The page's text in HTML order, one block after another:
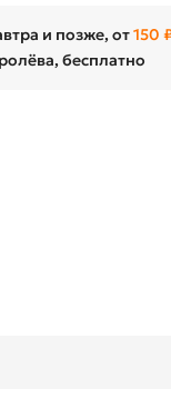
и позже, от150
бесплатно